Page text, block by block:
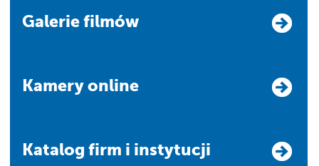
Galerie filmów
Kamery online
Katalog firm i instytucji